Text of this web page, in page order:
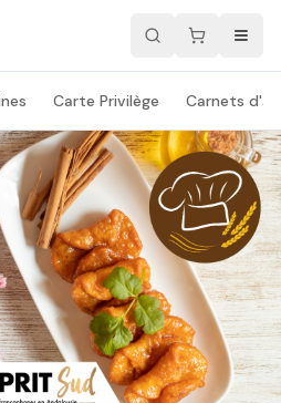
Carte Privilège Carnets